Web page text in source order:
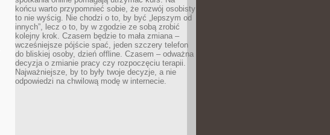
końcu warto przypomnieć sobie, że rozwój osobisty
to nie wyścig. Nie chodzi o to, by być „lepszym od
innych”, lecz o to, by w zgodzie ze sobą zrobić
kolejny krok. Czasem będzie to mała zmiana –
wcześniejsze pójście spać, jeden szczery telefon
do bliskiej osoby, dzień offline. Czasem – odważna
decyzja o zmianie pracy czy rozpoczęciu terapii.
Najważniejsze, by to były twoje decyzje, a nie
odpowiedzi na chwilową modę w internecie.